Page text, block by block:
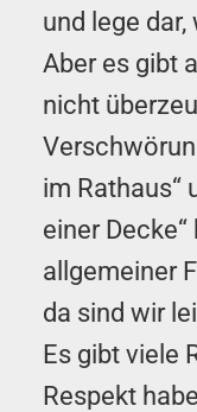
und lege
Aber es gibt
nicht
im Rathaus“
einer
allgemeiner
da sind wir
Es gibt viele
Respekt